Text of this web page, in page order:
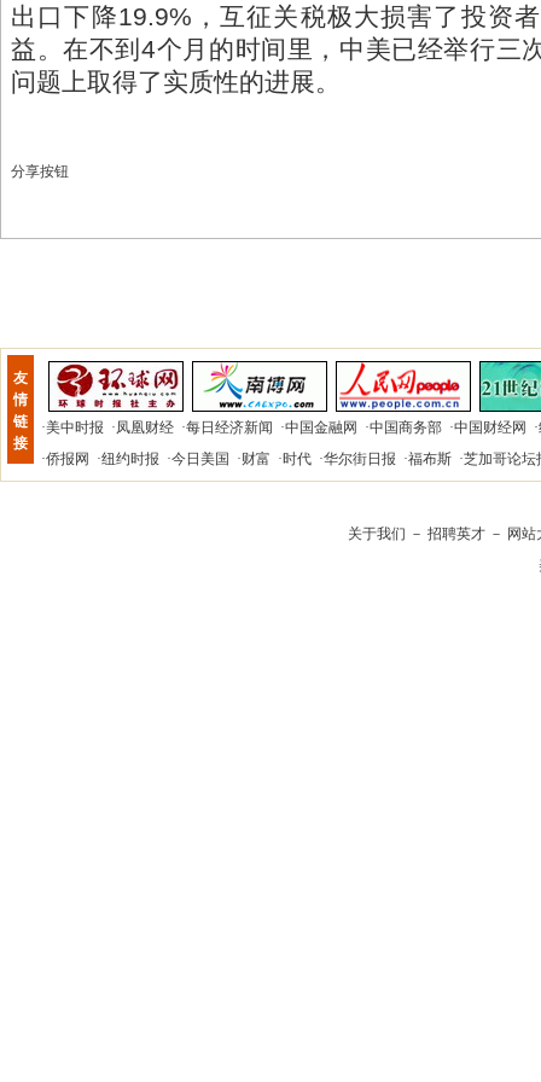
出口下降19.9%，互征关税极大损害了投资
益。在不到4个月的时间里，中美已经举行三
问题上取得了实质性的进展。
分享按钮
友
情
链
接
·美中时报 ·凤凰财经 ·每日经济新闻 ·中国金融网 ·中国商务部 ·中国财经网 ·
·侨报网 ·纽约时报 ·今日美国 ·财富 ·时代 ·华尔街日报 ·福布斯 ·芝加哥论坛
关于我们 － 招聘英才 － 网站